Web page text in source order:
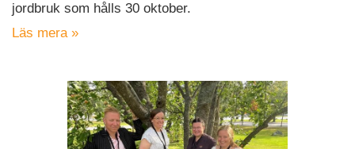
jordbruk som hålls 30 oktober.
Läs mera »